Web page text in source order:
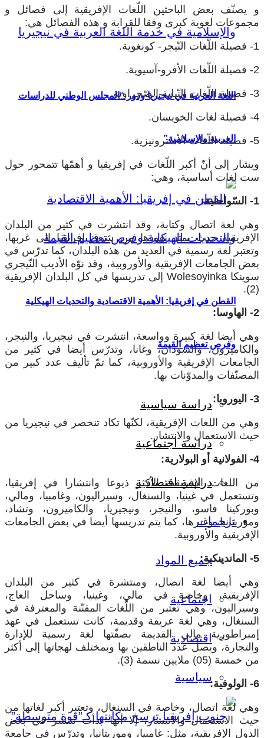
اللغة العربية في نيجيريا ودور “المجلس الوطني للدراسات
العربية والإسلامية”
القطن في إفريقيا: الأهمية الاقتصادية والتحديات الهيكلية
وفرص تعظيم القيمة
دراسة سياسية
دراسة اجتماعية
دراسة اقتصادية
ترجمات
جميع المواد
اجتماعية
اقتصادية
سياسية
و يصنّف بعض الباحثين اللّغات الإفريقية إلى فصائل و
مجموعات لغوية كبرى وفقا للقرابة و هذه الفصائل هي:
1- فصيلة اللّغات النّيجر- كونغوية.
2- فصيلة اللّغات الأفرو-آسيوية.
3- فصيلة اللّغات النّيلية-الصّحراوية.
4- فصيلة لغات الخويسان.
5- فصيلة اللّغات الأسترونيزية.
ويشار إلى أنّ أكبر اللّغات في إفريقيا و أهمّها تتمحور حول
ست لغات أساسية، وهي:
1- السّواحلية:
وهي لغة اتصال وكتابة، وقد انتشرت في كثير من البلدان
الإفريقية حيث يمتد نفوذها من شرق إفريقيا إلى غربها،
وتعتبر لغة رسمية في العديد من هذه البلدان، كما تدرّس في
بعض الجامعات الإفريقية والأوروبية، وقد نوّه الأديب النّيجري
سوينكا Wolesoyinka إلى تدريسها في كل البلدان الإفريقية
(2).
2- الهاوسا:
وهي أيضا لغة كبيرة وواسعة، انتشرت في نيجيريا، والنيجر،
والكاميرون، والسودان، وغانا، وتدرّس أيضا في كثير من
الجامعات الإفريقية والأوروبية، كما تمّ تأليف عدد كبير من
المصنّفات والمدوّنات بها.
3- اليوروبا:
وهي من اللغات الإفريقية، لكنّها تكاد تنحصر في نيجيريا من
حيث الاستعمال والانتشار.
4- الفولانية أو البولارية:
من اللغات الإفريقية الأكثر ذيوعا وانتشارا في إفريقيا،
وتستعمل في غينيا، والسنغال، وسيراليون، وغامبيا، ومالي،
وبوركينا فاسو، والنيجر، ونيجيريا، والكاميرون، وتشاد،
وموريتانيا، وغيرها، كما يتم تدريسها أيضا في بعض الجامعات
الإفريقية والأوروبية.
5- الماندينكية:
وهي أيضا لغة اتصال، ومنتشرة في كثير من البلدان
الإفريقية، وخاصة في مالي، وغينيا، وساحل العاج،
وسيراليون، وهي تعتبر من اللّغات المقنّنة والمعترفة في
السنغال، وهي لغة عريقة وقديمة، كانت تستعمل في عهد
إمبراطورية مالي القديمة بصفّتها لغة رسمية للإدارة
والتجارة، ويصل عدد الناطقين بها وبمختلف لهجاتها إلى أكثر
من خمسة (05) ملايين نسمة (3).
6- الولوفية:
وهي لغة اتصال، وخاصة في السنغال، وتعتبر أكبر لغاتها من
حيث الاستعمال والانتشار، إلا أنها بدأت تنتشر في بعض
الدول الإفريقية، مثل: غامبيا، وموريتانيا، وتدرّس في جامعة